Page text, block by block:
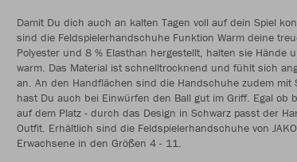
Damit Du dich auch an kalten Tagen voll auf dein Spiel
sind die Feldspielerhandschuhe Funktion Warm deine
Polyester und 8 % Elasthan hergestellt, halten sie Hände
warm. Das Material ist schnelltrocknend und fühlt sich
an. An den Handflächen sind die Handschuhe zudem mit
hast Du auch bei Einwürfen den Ball gut im Griff. Egal ob
auf dem Platz - durch das Design in Schwarz passt der
Outfit. Erhältlich sind die Feldspielerhandschuhe von
Erwachsene in den Größen 4 - 11.